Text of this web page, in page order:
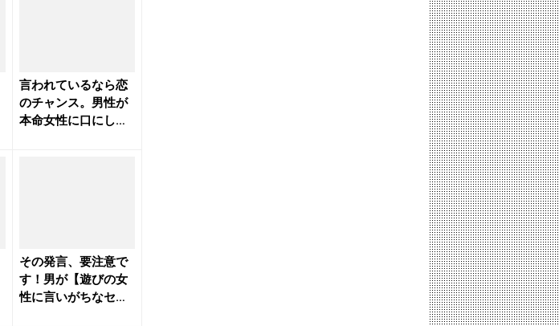
言われているなら恋
のチャンス。男性が
本命女性に口にしが
その発言、要注意で
す！男が【遊びの女
性に言いがちなセリ